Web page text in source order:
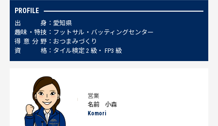
PROFILE
出 身
愛知県
趣味 ・ 特技
フットサル‧バッティングセンター
得 意 分 野
おつまみづくり
資
格 タイル検定 2 級‧ FP3 級
営業
名前 小森
Komori